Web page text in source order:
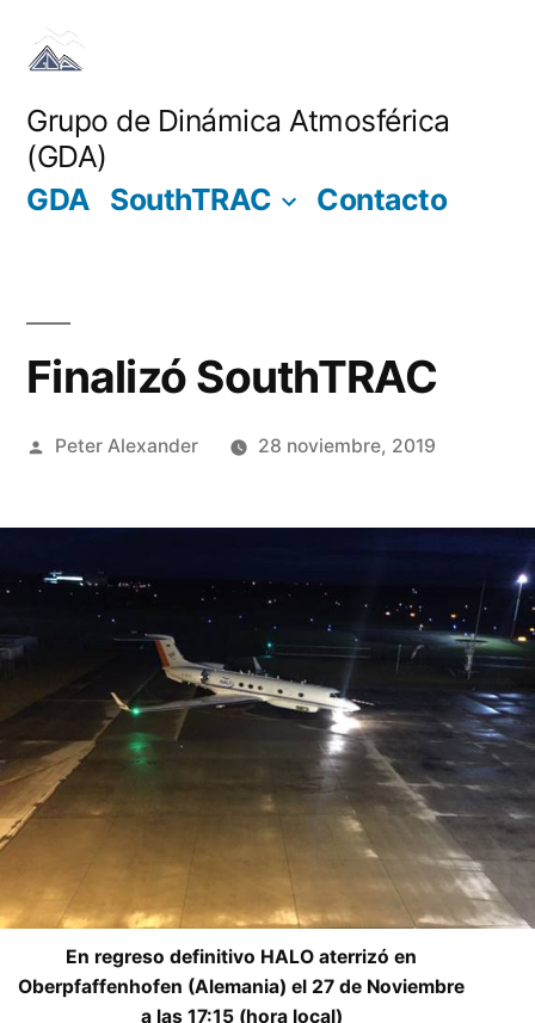
Saltar
contenido
Grupo de Dinámica Atmosférica
(GDA)
GDA SouthTRAC Contacto
Finalizó SouthTRAC
Publicado
Peter Alexander 28 noviembre, 2019
En regreso definitivo HALO aterrizó en
Oberpfaffenhofen (Alemania) el 27 de Noviembre
a las 17:15 (hora local)